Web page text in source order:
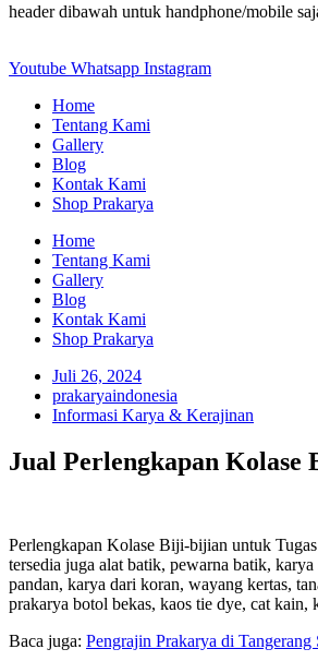
header dibawah untuk handphone/mobile
Youtube Whatsapp Instagram
Home
Tentang Kami
Gallery
Blog
Kontak Kami
Shop Prakarya
Home
Tentang Kami
Gallery
Blog
Kontak Kami
Shop Prakarya
Juli 26, 2024
prakaryaindonesia
Informasi Karya & Kerajinan
Jual Perlengkapan
Perlengkapan Kolase Biji-bijian untuk
tersedia juga alat batik, pewarna batik, karya
pandan, karya dari koran, wayang kertas,
prakarya botol bekas, kaos tie dye, cat kain,
Baca juga: Pengrajin Prakarya di Tangerang